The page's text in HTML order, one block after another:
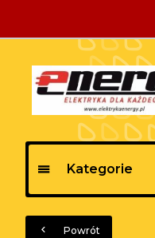
Kategorie
Powrót